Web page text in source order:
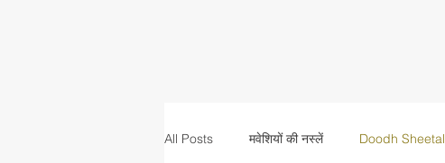
All Posts मवेशियों की नस्लें Doodh Sheetal